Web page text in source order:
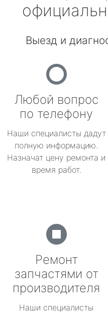
Выезд и
Любой вопрос
по телефону
Наши специалисты дадут
полную информацию.
Назначат цену ремонта и
время работ.
Ремонт
запчастями от
производителя
Наши специалисты